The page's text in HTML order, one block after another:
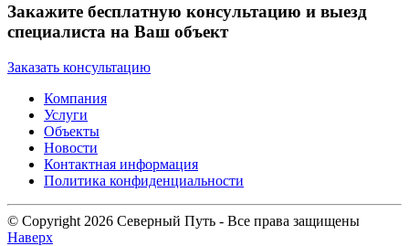
Закажите бесплатную консультацию и выезд
специалиста на Ваш объект
Заказать консультацию
Компания
Услуги
Объекты
Новости
Контактная информация
Политика конфиденциальности
© Copyright 2026 Северный Путь - Все права защищены
Наверх